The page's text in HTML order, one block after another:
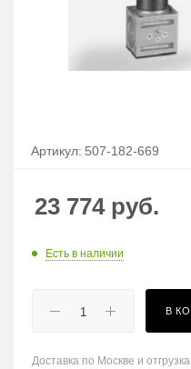
Артикул: 507-182-669
23 774руб.
Есть в наличии
В
Доставка по Москве и